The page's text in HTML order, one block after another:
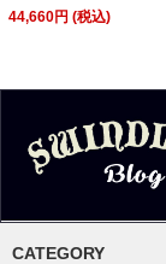
44,660円 (税込)
CATEGORY